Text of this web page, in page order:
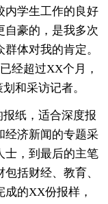
内学生工作的良好
自豪的，是我多次
体对我的肯定。
经超过XX个月，
和采访记者。
报纸，适合深度报
经济新闻的专题采
士，到最后的主笔
括财经、教育、
的XX份报样，